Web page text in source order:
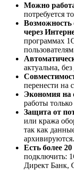
Можно
потребуется
Возможность
через
программах
актуальна,
перенести на
Экономия на
работы
Защита от
или кража
так как
архивируются.
Есть более 20
подключить:
Директ Банк,